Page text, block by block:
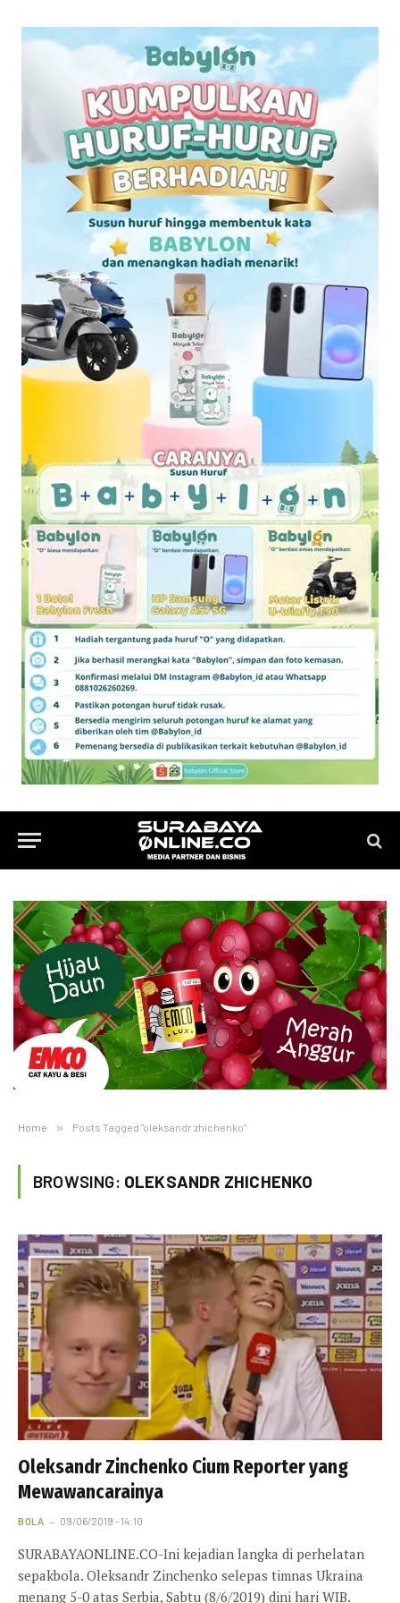
Home » Posts Tagged "oleksandr zhichenko"
BROWSING: OLEKSANDR ZHICHENKO
Oleksandr Zinchenko Cium Reporter yang
Mewawancarainya
BOLA 09/06/2019 - 14:10
SURABAYAONLINE.CO-Ini kejadian langka di perhelatan
sepakbola. Oleksandr Zinchenko selepas timnas Ukraina
menang 5-0 atas Serbia, Sabtu (8/6/2019) dini hari WIB.